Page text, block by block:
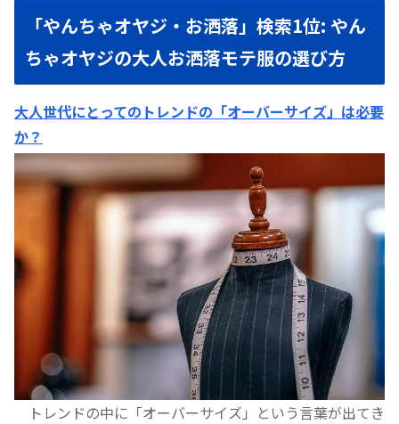
「やんちゃオヤジ・お洒落」検索1位: やん
ちゃオヤジの大人お洒落モテ服の選び方
大人世代にとってのトレンドの「オーバーサイズ」は必要
か？
トレンドの中に「オーバーサイズ」という言葉が出てき